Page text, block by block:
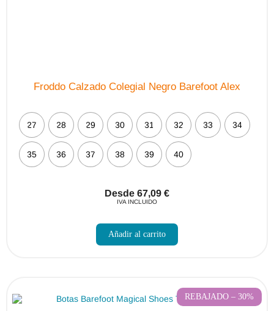
Froddo Calzado Colegial Negro Barefoot Alex
27 28 29 30 31 32 33 34
35 36 37 38 39 40
Desde 67,09 €
IVA INCLUIDO
Añadir al carrito
se
pueden
elegir
REBAJADO – 30%